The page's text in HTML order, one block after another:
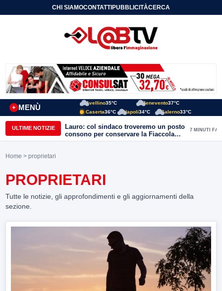
CHI SIAMOCONTATTIPUBBLICITÀCERCA
MENÙ
+
Avellino35°C Benevento37°C
Caserta36°C Napoli34°C Salerno33°C
ULTIME NOTIZIE
Lauro: col sindaco troveremo un posto
consono per conservare la Fiaccola
olimpica
7 MINUTI FA
Home > proprietari
PROPRIETARI
Tutte le notizie, gli approfondimenti e gli aggiornamenti della
sezione.